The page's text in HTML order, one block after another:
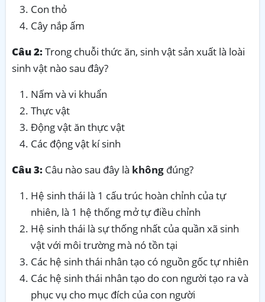
Con thỏ
Cây nắp ấm
Câu 2:Trong chuỗi thức ăn, sinh vật sản xuất là loài
sinh vật nào sau đây?
Nấm và vi khuẩn
Thực vật
Động vật ăn thực vật
Các động vật kí sinh
Câu 3: Câu nào sau đây là không đúng?
Hệ sinh thái là 1 cấu trúc hoàn chỉnh của tự
nhiên, là 1 hệ thống mở tự điều chỉnh
Hệ sinh thái là sự thống nhất của quần xã sinh
vật với môi trường mà nó tồn tại
Các hệ sinh thái nhân tạo có nguồn gốc tự nhiên
Các hệ sinh thái nhân tạo do con người tạo ra và
phục vụ cho mục đích của con người